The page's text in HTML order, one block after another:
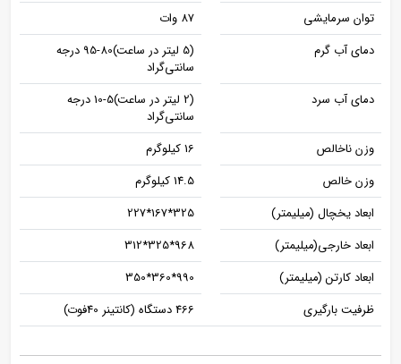
توان سرمایشی
87 وات
دمای آب گرم
(5 لیتر در ساعت)80-95 درجه
سانتی‌گراد
دمای آب سرد
(2 لیتر در ساعت)5-10 درجه
سانتی‌گراد
وزن ناخالص
16 کیلوگرم
وزن خالص
14.5 کیلوگرم
ابعاد یخچال (میلیمتر)
325*167*227
ابعاد خارجی(میلیمتر)
968*325*312
ابعاد کارتن (میلیمتر)
990*360*350
ظرفیت بارگیری
466 دستگاه (کانتینر 40فوت)